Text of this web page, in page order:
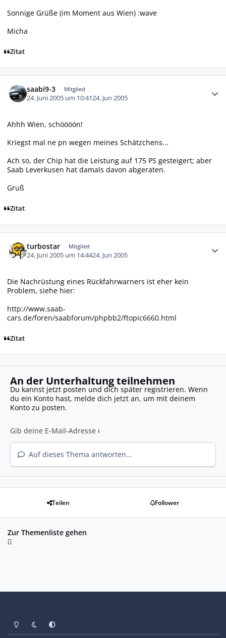
Sonnige Grüße (im Moment aus Wien) :wave
Micha
Zitat
saabi9-3 Mitglied
24. Juni 2005 um 10:4124. Jun 2005
Ahhh Wien, schöööön!
Kriegst mal ne pn wegen meines Schätzchens...
Ach so, der Chip hat die Leistung auf 175 PS gesteigert; aber
Saab Leverkusen hat damals davon abgeraten.
Gruß
Zitat
turbostar Mitglied
24. Juni 2005 um 14:4424. Jun 2005
Die Nachrüstung eines Rückfahrwarners ist eher kein
Problem, siehe hier:
http://www.saab-
cars.de/foren/saabforum/phpbb2/ftopic6660.html
Zitat
An der Unterhaltung teilnehmen
Du kannst jetzt posten und dich später registrieren. Wenn
du ein Konto hast, melde dich jetzt an, um mit deinem
Konto zu posten.
Auf dieses Thema antworten...
Teilen Follower
Zur Themenliste gehen
Heller ModusDunkler Modus
Systemeinstellung